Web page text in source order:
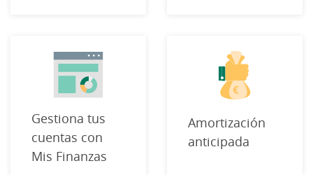
Gestiona tus
cuentas con
Mis Finanzas
Amortización
anticipada